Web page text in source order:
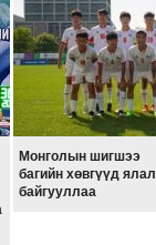
Монголын шигшээ
багийн хөвгүүд
байгууллаа